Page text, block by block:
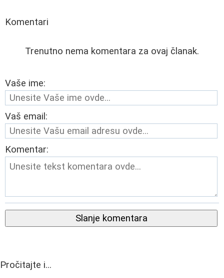
Komentari
Trenutno nema komentara za ovaj članak.
Vaše ime:
Vaš email:
Komentar:
Slanje komentara
Pročitajte i...